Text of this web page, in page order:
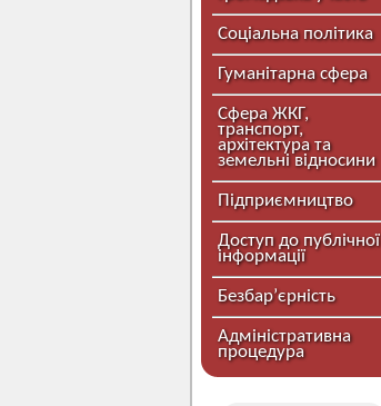
Соціальна політика
Гуманітарна сфера
Сфера ЖКГ,
транспорт,
архітектура та
земельні відносини
Підприємництво
Доступ до публічної
інформації
Безбар’єрність
Адміністративна
процедура